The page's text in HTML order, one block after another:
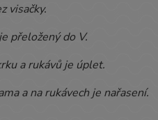
visačky.
přeložený do V.
a rukávů je úplet.
a na rukávech je nařasení.